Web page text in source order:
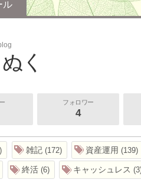
ル
く
フォロワー
4
雑記 172 資産運用 139
終活 6 キャッシュレス 3